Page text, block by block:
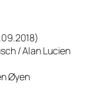
/ Alan Lucien
Øyen